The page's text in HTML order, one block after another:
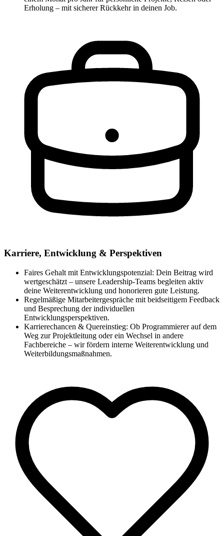
Erholung – mit sicherer Rückkehr in deinen Job.
Karriere, Entwicklung & Perspektiven
Faires Gehalt mit Entwicklungspotenzial: Dein Beitrag wird
wertgeschätzt – unsere Leadership-Teams begleiten aktiv
deine Weiterentwicklung und honorieren gute Leistung.
Regelmäßige Mitarbeitergespräche mit beidseitigem Feedback
und Besprechung der individuellen
Entwicklungsperspektiven.
Karrierechancen & Quereinstieg: Ob Programmierer auf dem
Weg zur Projektleitung oder ein Wechsel in andere
Fachbereiche – wir fördern interne Weiterentwicklung und
Weiterbildungsmaßnahmen.